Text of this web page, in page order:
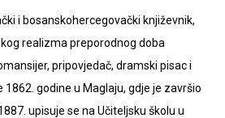
i bosanskohercegovački književnik,
realizma preporodnog doba
pripovjedač, dramski pisac i
1862. godine u Maglaju, gdje je završio
upisuje se na Učiteljsku školu u